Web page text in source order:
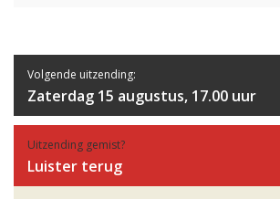
Volgende uitzending:
Zaterdag 15 augustus, 17.00 uur
Uitzending gemist?
Luister terug